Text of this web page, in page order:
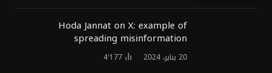
Hoda Jannat on X: example of
spreading misinformation
20 يناير، 2024 4٬177